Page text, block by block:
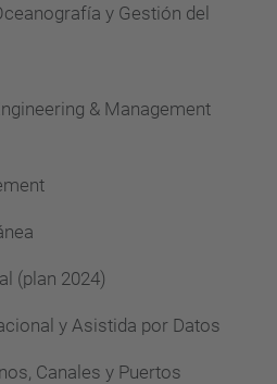
y Gestión del
& Management
(plan 2024)
y Asistida por Datos
Canales y Puertos